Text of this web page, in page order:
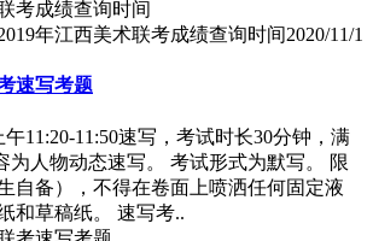
年江西美术联考成绩查询时间2020/11/1
速写考题
11:20-11:50速写，考试时长30分钟，满
为人物动态速写。 考试形式为默写。 限
自备），不得在卷面上喷洒任何固定液
和草稿纸。 速写考..